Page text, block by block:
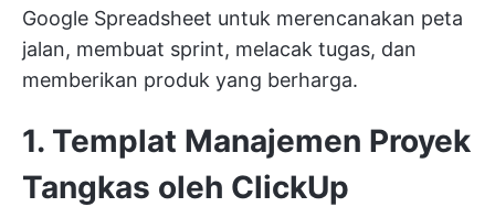
Google Spreadsheet untuk merencanakan peta
jalan, membuat sprint, melacak tugas, dan
memberikan produk yang berharga.
1. Templat Manajemen Proyek
Tangkas oleh ClickUp